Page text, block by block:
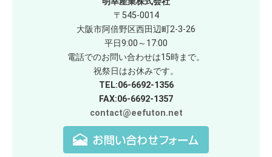
〒545-0014
大阪市阿倍野区西田辺町2-3-26
平日9:00～17:00
電話でのお問い合わせは15時まで。
祝祭日はお休みです。
TEL:06-6692-1356
FAX:06-6692-1357
contact@eefuton.net